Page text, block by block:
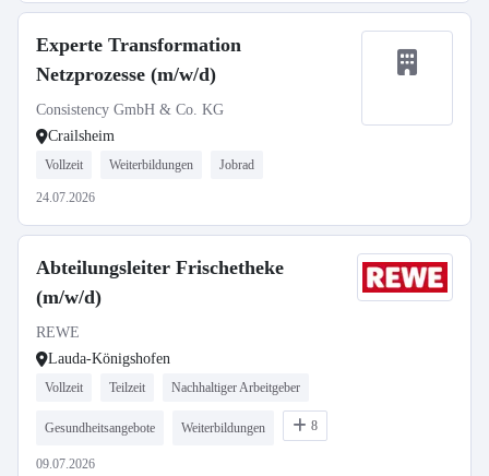
Experte Transformation
Netzprozesse (m/w/d)
Consistency GmbH & Co. KG
Crailsheim
Vollzeit Weiterbildungen Jobrad
24.07.2026
Abteilungsleiter Frischetheke
(m/w/d)
REWE
Lauda-Königshofen
Vollzeit Teilzeit Nachhaltiger Arbeitgeber
Gesundheitsangebote Weiterbildungen 8
09.07.2026